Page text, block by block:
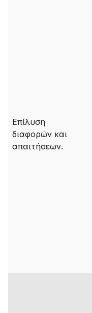
Επίλυση
διαφορών και
απαιτήσεων.